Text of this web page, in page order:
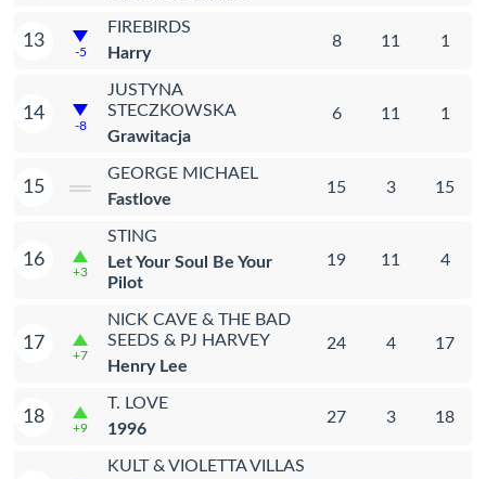
13
-5
FIREBIRDS
Harry
8 11 1
14
-8
JUSTYNA
STECZKOWSKA
Grawitacja
6 11 1
15
GEORGE MICHAEL
Fastlove
15 3 15
16
+3
STING
Let Your Soul Be Your
Pilot
19 11 4
17
+7
NICK CAVE & THE BAD
SEEDS & PJ HARVEY
Henry Lee
24 4 17
18
+9
T. LOVE
1996
27 3 18
KULT & VIOLETTA VILLAS